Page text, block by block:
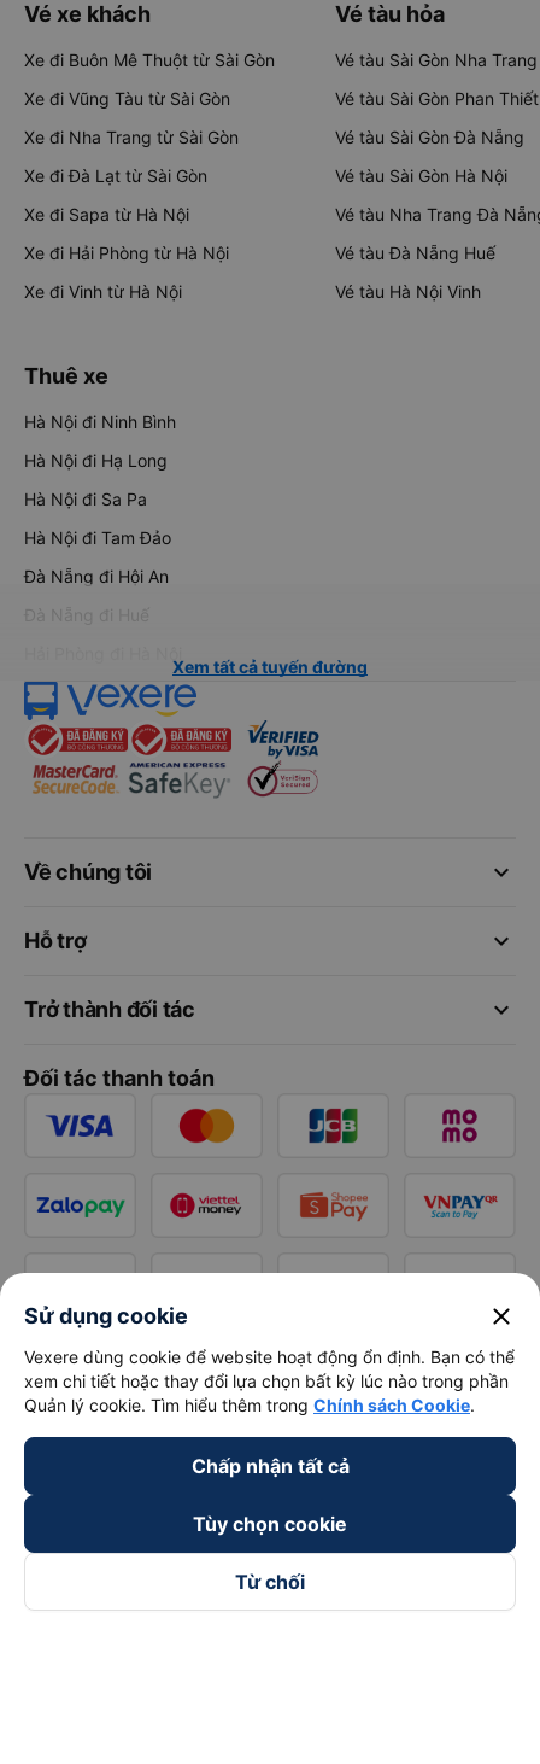
Vé xe khách
Xe đi Buôn Mê Thuột từ Sài Gòn
Xe đi Vũng Tàu từ Sài Gòn
Xe đi Nha Trang từ Sài Gòn
Xe đi Đà Lạt từ Sài Gòn
Xe đi Sapa từ Hà Nội
Xe đi Hải Phòng từ Hà Nội
Xe đi Vinh từ Hà Nội
Vé tàu hỏa
Vé tàu Sài Gòn Nha Trang
Vé tàu Sài Gòn Phan Thiết
Vé tàu Sài Gòn Đà Nẵng
Vé tàu Sài Gòn Hà Nội
Vé tàu Nha Trang Đà
Vé tàu Đà Nẵng Huế
Vé tàu Hà Nội Vinh
Thuê xe
Hà Nội đi Ninh Bình
Hà Nội đi Hạ Long
Hà Nội đi Sa Pa
Hà Nội đi Tam Đảo
Đà Nẵng đi Hội An
Đà Nẵng đi Huế
Xem tất cả tuyến đường
keyboard_arrow_down
Về chúng tôi
keyboard_arrow_down
Hỗ trợ
keyboard_arrow_down
Trở thành đối tác
Đối tác thanh toán
Sử dụng cookie close
Vexere dùng cookie để website hoạt động ổn định. Bạn có thể
xem chi tiết hoặc thay đổi lựa chọn bất kỳ lúc nào trong phần
Quản lý cookie. Tìm hiểu thêm trong Chính sách Cookie.
Chấp nhận tất cả
Tùy chọn cookie
Từ chối